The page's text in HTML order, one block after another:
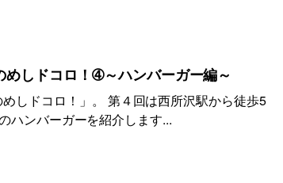
めしドコロ！➃～ハンバーガー編～
しドコロ！」。 第４回は西所沢駅から徒歩5
ハンバーガーを紹介します...